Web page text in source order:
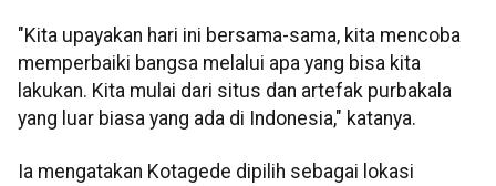
"Kita upayakan hari ini bersama-sama, kita mencoba
memperbaiki bangsa melalui apa yang bisa kita
lakukan. Kita mulai dari situs dan artefak purbakala
yang luar biasa yang ada di Indonesia," katanya.
Ia mengatakan Kotagede dipilih sebagai lokasi